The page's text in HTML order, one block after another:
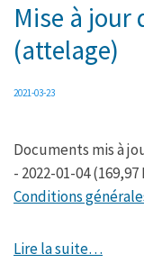
Mise à jour
(attelage)
2021-03-23
Documents mis à
- 2022-01-04 (169,97
Conditions
Lire la suite…